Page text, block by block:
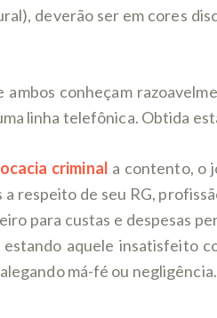
deverão ser em cores
conheçam
linha telefônica. Obtida
criminal a contento, o
respeito de seu RG,
para custas e despesas
aquele insatisfeito
má-fé ou negligência.